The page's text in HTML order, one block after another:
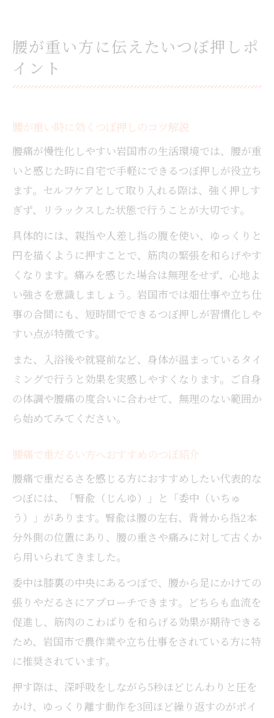
腰が重い方に伝えたいつぼ押しポ
イント
腰が重い時に効くつぼ押しのコツ解説
腰痛が慢性化しやすい岩国市の生活環境では、腰が重
いと感じた時に自宅で手軽にできるつぼ押しが役立ち
ます。セルフケアとして取り入れる際は、強く押しす
ぎず、リラックスした状態で行うことが大切です。
具体的には、親指や人差し指の腹を使い、ゆっくりと
円を描くように押すことで、筋肉の緊張を和らげやす
くなります。痛みを感じた場合は無理をせず、心地よ
い強さを意識しましょう。岩国市では畑仕事や立ち仕
事の合間にも、短時間でできるつぼ押しが習慣化しや
すい点が特徴です。
また、入浴後や就寝前など、身体が温まっているタイ
ミングで行うと効果を実感しやすくなります。ご自身
の体調や腰痛の度合いに合わせて、無理のない範囲か
ら始めてみてください。
腰痛で重だるい方へおすすめのつぼ紹介
腰痛で重だるさを感じる方におすすめしたい代表的な
つぼには、「腎兪（じんゆ）」と「委中（いちゅ
う）」があります。腎兪は腰の左右、背骨から指2本
分外側の位置にあり、腰の重さや痛みに対して古くか
ら用いられてきました。
委中は膝裏の中央にあるつぼで、腰から足にかけての
張りやだるさにアプローチできます。どちらも血流を
促進し、筋肉のこわばりを和らげる効果が期待できる
ため、岩国市で農作業や立ち仕事をされている方に特
に推奨されています。
押す際は、深呼吸をしながら5秒ほどじんわりと圧を
かけ、ゆっくり離す動作を3回ほど繰り返すのがポイ